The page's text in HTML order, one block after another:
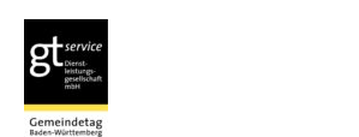
Inhalt
springen